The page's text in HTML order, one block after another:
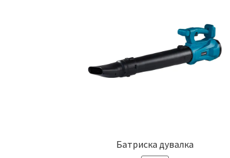
Батриска дувалка